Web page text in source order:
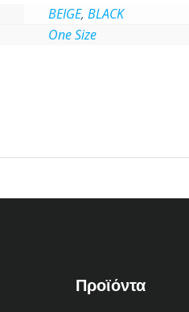
BEIGE, BLACK
One Size
Προϊόντα